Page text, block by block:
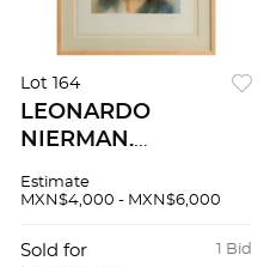
Lot 164
LEONARDO
NIERMAN.
Firmada. Litografía
medidas totales
Estimate
MXN$4,000 - MXN$6,000
1 Bid
Sold for